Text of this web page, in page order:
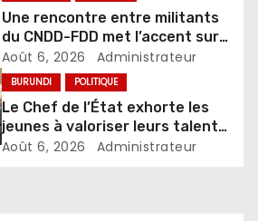
Une rencontre entre militants
du CNDD-FDD met l’accent sur
le développement et la sécurité
Août 6, 2026 Administrateur
BURUNDI POLITIQUE
Le Chef de l’État exhorte les
jeunes à valoriser leurs talents
pour accélérer le
Août 6, 2026 Administrateur